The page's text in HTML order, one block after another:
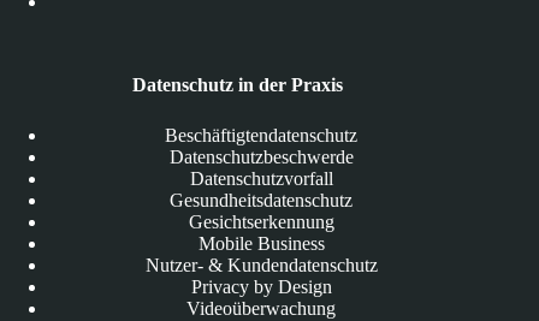
Datenschutz in der Praxis
Beschäftigtendatenschutz
Datenschutzbeschwerde
Datenschutzvorfall
Gesundheitsdatenschutz
Gesichtserkennung
Mobile Business
Nutzer- & Kundendatenschutz
Privacy by Design
Videoüberwachung